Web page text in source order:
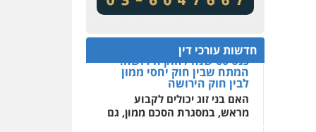
שירותים מקצועיים לעורכי
דין
0522508109
אחסון אתרים
מהירות הגנה
תמיכה שירותים מקצועיים
לעורכי דין
חדשות עורכי דין
מע"מ ומוסדות ללא כוונת רווח
המתח שבין חוק יחסי ממון
לבין חוק הירושה
האם בני זוג יכולים לקבוע
מראש, במסגרת הסכם ממון, גם
כנס 60 שנה לחוק הירושה